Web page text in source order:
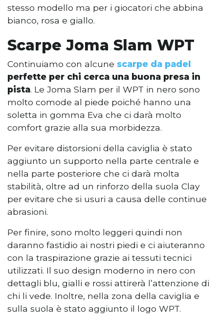
stesso modello ma per i giocatori che abbina
bianco, rosa e giallo.
Scarpe Joma Slam WPT
Continuiamo con alcune scarpe da padel
perfette per chi cerca una buona presa in
pista. Le Joma Slam per il WPT in nero sono
molto comode al piede poiché hanno una
soletta in gomma Eva che ci darà molto
comfort grazie alla sua morbidezza.
Per evitare distorsioni della caviglia è stato
aggiunto un supporto nella parte centrale e
nella parte posteriore che ci darà molta
stabilità, oltre ad un rinforzo della suola Clay
per evitare che si usuri a causa delle continue
abrasioni.
Per finire, sono molto leggeri quindi non
daranno fastidio ai nostri piedi e ci aiuteranno
con la traspirazione grazie ai tessuti tecnici
utilizzati. Il suo design moderno in nero con
dettagli blu, gialli e rossi attirerà l’attenzione di
chi li vede. Inoltre, nella zona della caviglia e
sulla suola è stato aggiunto il logo WPT.